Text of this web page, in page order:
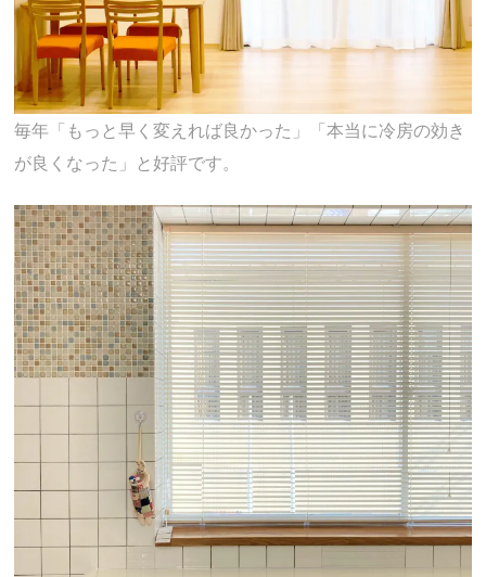
毎年「もっと早く変えれば良かった」「本当に冷房の効き
が良くなった」と好評です。